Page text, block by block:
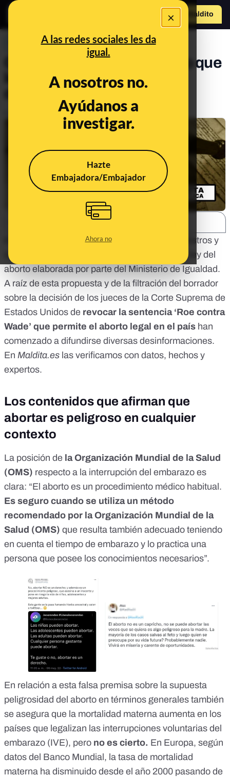
×
A las redes sociales les da
igual.
A nosotros no.
Ayúdanos a
investigar.
Hazte
Embajadora/Embajador
Ahora no
Hazte Maldito
PREBUNKING
Cinco mitos sobre el aborto que
los datos y la ciencia
desmienten
May 17, 2022, 3:21:15 PM
Este 17 de mayo ha llegado al Consejo de Ministros y
se ha aprobado la
propuesta de reforma de la ley del
aborto elaborada por parte del Ministerio de Igualdad.
A raíz de esta propuesta y de la filtración del borrador
sobre la decisión de los jueces de la Corte Suprema de
Estados Unidos de revocar la sentencia ‘Roe contra
Wade’ que permite el aborto legal en el país han
comenzado a difundirse diversas desinformaciones.
En Maldita.es las verificamos con datos, hechos y
expertos.
Los contenidos que afirman que
abortar es peligroso en cualquier
contexto
La posición de laOrganización Mundial de la Salud
(OMS) respecto a la interrupción del embarazo es
clara: “El aborto es un procedimiento médico habitual.
Es seguro cuando se utiliza un método
recomendado por la Organización Mundial de la
Salud (OMS) que resulta también adecuado teniendo
en cuenta el tiempo de embarazo y lo practica una
persona que posee los conocimientos necesarios”.
En relación a esta falsa premisa sobre la supuesta
peligrosidad del aborto en términos generales también
se asegura que la mortalidad materna aumenta en los
países que legalizan las interrupciones voluntarias del
embarazo (IVE), pero no es cierto. En Europa, según
datos del Banco Mundial, la tasa de mortalidad
materna ha disminuido desde el año 2000 pasando de